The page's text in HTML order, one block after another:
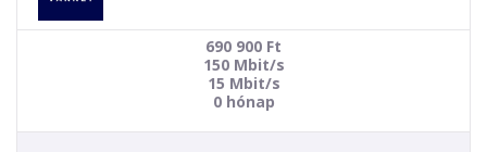
690 900 Ft
150 Mbit/s
15 Mbit/s
0 hónap